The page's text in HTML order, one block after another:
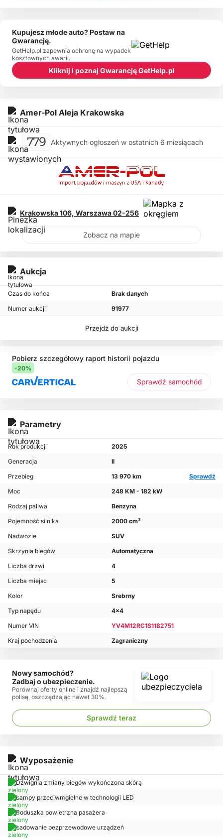
Pobierz szczegółowy raport historii pojazdu
-20%
Sprawdź samochód
Parametry
Rok produkcji
2025
Generacja
II
Przebieg
13 970 km
Sprawdź
Moc
248 KM - 182 kW
Rodzaj paliwa
Benzyna
Pojemność silnika
2000 cm³
Nadwozie
SUV
Skrzynia biegów
Automatyczna
Liczba drzwi
4
Liczba miejsc
5
Kolor
Srebrny
Typ napędu
4x4
Numer VIN
YV4M12RC1S1182751
Kraj pochodzenia
Zagraniczny
Wyposażenie
Dźwignia zmiany biegów wykończona skórą
Lampy przeciwmgielne w technologii LED
Poduszka powietrzna pasażera
Ładowanie bezprzewodowe urządzeń
Amer-Pol Aleja Krakowska
779 Aktywnych ogłoszeń w ostatnich 6 miesiącach
Krakowska 106, Warszawa02-256
Zobacz na mapie
Aukcja
Czas do końca
Brak danych
Numer aukcji
91977
Przejdź do aukcji
Kupujesz młode auto? Postaw na
Gwarancję.
GetHelp.pl zapewnia ochronę na wypadek
kosztownych awarii.
Kliknij i poznaj Gwarancję GetHelp.pl
Nowy samochód?
Zadbaj o ubezpieczenie.
Porównaj oferty online i znajdź najlepszą
polisę, oszczędzając nawet 30%.
Sprawdź teraz